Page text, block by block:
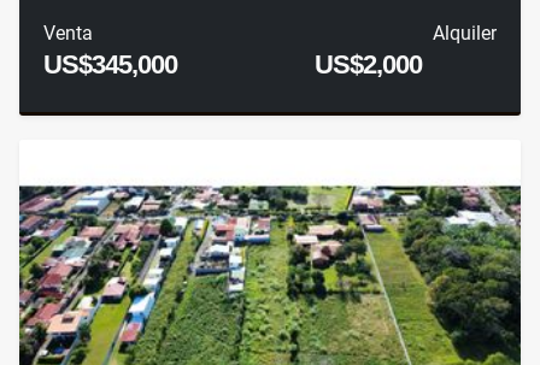
Venta
US$345,000
Alquiler
US$2,000